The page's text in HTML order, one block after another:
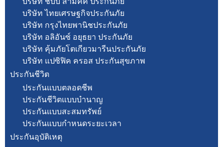
บริษัท ไทยเศรษฐกิจประกันภัย
บริษัท กรุงไทยพานิชประกันภัย
บริษัท อลิอันซ์ อยุธยา ประกันภัย
บริษัท คุ้มภัยโตเกียวมารีนประกันภัย
บริษัท แปซิฟิค ครอส ประกันสุขภาพ
ประกันชีวิต
ประกันแบบตลอดชีพ
ประกันชีวิตแบบบำนาญ
ประกันแบบสะสมทรัพย์
ประกันแบบกำหนดระยะเวลา
ประกันอุบัติเหตุ